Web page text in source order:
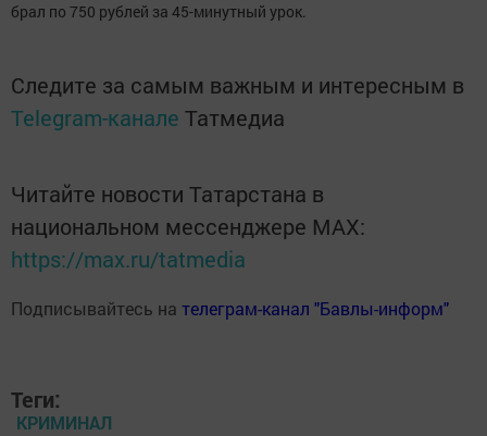
брал по 750 рублей за 45-минутный урок.
Следите за самым важным и интересным в
Telegram-канале Татмедиа
Читайте новости Татарстана в
национальном мессенджере MАХ:
https://max.ru/tatmedia
Подписывайтесь на телеграм-канал "Бавлы-информ"
Теги:
КРИМИНАЛ